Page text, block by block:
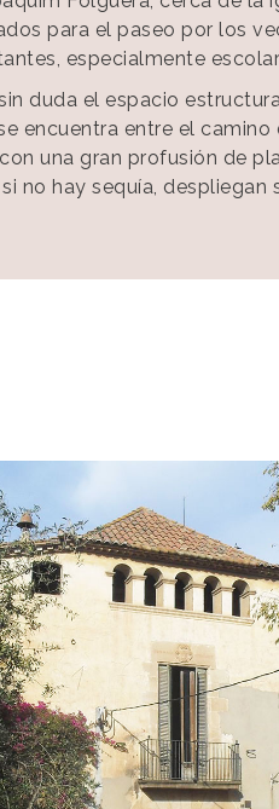
para el paseo por los
especialmente
duda el espacio
encuentra entre el camino
una gran profusión de
no hay sequía, despliegan